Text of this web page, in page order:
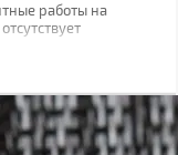
работы на
вы находитесь в